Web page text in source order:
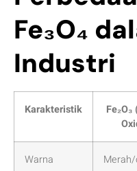
Fe₃O₄
Industri
Karakteristik
Warna